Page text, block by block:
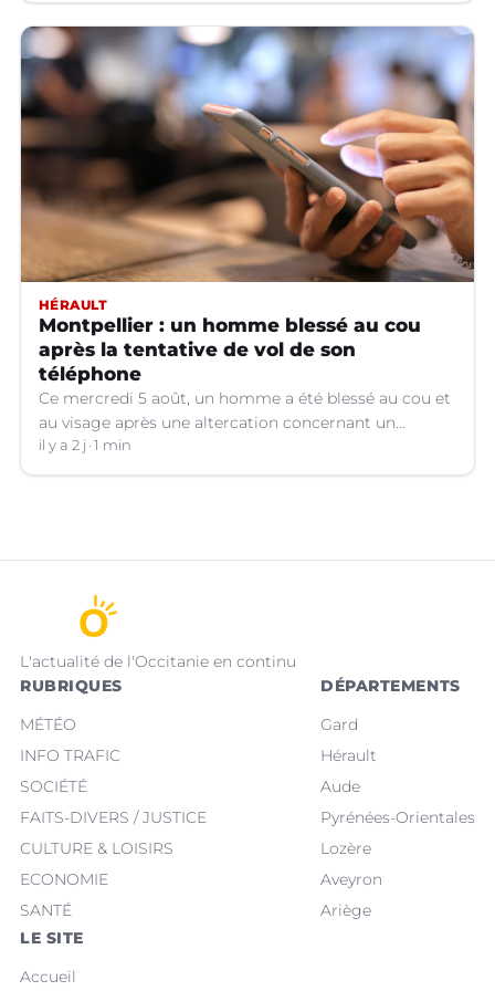
HÉRAULT
Montpellier : un homme blessé au cou
après la tentative de vol de son
téléphone
Ce mercredi 5 août, un homme a été blessé au cou et
au visage après une altercation concernant un
téléphone portable à Montpellier (Hérault).
il y a 2 j 1 min
L'actualité de l'Occitanie en continu
RUBRIQUES
MÉTÉO
INFO TRAFIC
SOCIÉTÉ
FAITS-DIVERS / JUSTICE
CULTURE & LOISIRS
ECONOMIE
SANTÉ
DÉPARTEMENTS
Gard
Hérault
Aude
Pyrénées-Orientales
Lozère
Aveyron
Ariège
LE SITE
Accueil